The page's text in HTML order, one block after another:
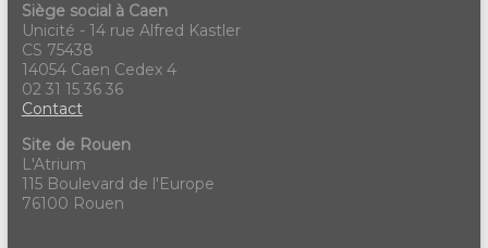
Siège social à Caen
Unicité - 14 rue Alfred Kastler
CS 75438
14054 Caen Cedex 4
02 31 15 36 36
Contact
Site de Rouen
L'Atrium
115 Boulevard de l'Europe
76100 Rouen